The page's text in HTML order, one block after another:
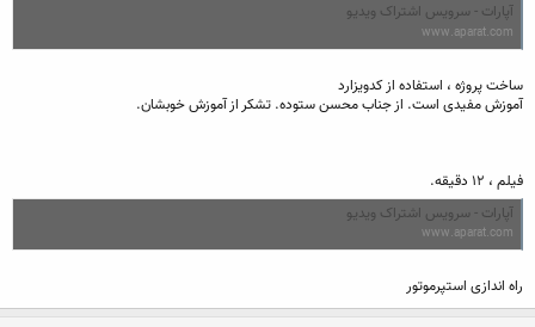
آپارات - سرویس اشتراک ویدیو
www.aparat.com
ساخت پروژه ، استفاده از کدویزارد
آموزش مفیدی است. از جناب محسن ستوده. تشکر از آموزش خوبشان.
فیلم ، ۱۲ دقیقه.
آپارات - سرویس اشتراک ویدیو
www.aparat.com
راه اندازی استپرموتور